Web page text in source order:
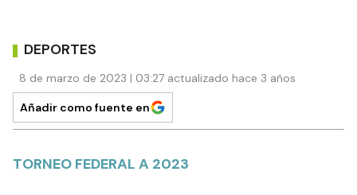
DEPORTES
8 de marzo de 2023 | 03:27 actualizado hace 3 años
Añadir como fuente en
TORNEO FEDERAL A 2023